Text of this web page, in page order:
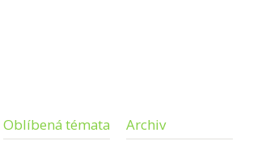
Oblíbená témata Archiv